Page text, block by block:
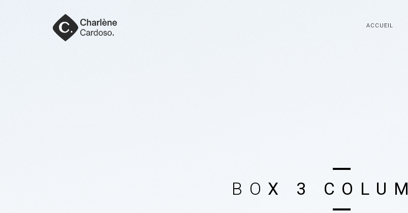
ACCUEIL
B O X 3 C O L U M